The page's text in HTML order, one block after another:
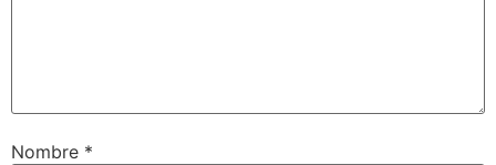
Nombre *